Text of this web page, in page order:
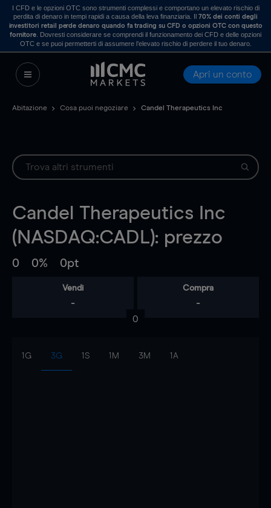
I CFD e le opzioni OTC sono strumenti complessi e comportano un elevato rischio di
perdita di denaro in tempi rapidi a causa della leva finanziaria. Il70% dei conti degli
investitori retail perde denaro quando fa trading su CFD o opzioni OTC con questo
fornitore . Dovresti considerare se comprendi il funzionamento dei CFD e delle opzioni
OTC e se puoi permetterti di assumere l’elevato rischio di perdere il tuo denaro.
Apri un conto
Abitazione Cosa puoi negoziare Candel Therapeutics Inc
Candel Therapeutics Inc
(NASDAQ:CADL): prezzo
0 0% 0pt
Vendi
-
Compra
-
0
1G 3G 1S 1M 3M 1A